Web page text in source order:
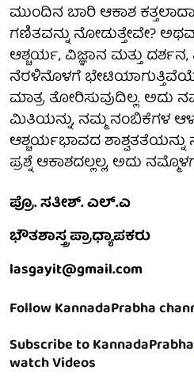
ಮುಂದಿನ ಬಾರಿ ಆಕಾಶ
ಗಣಿತವನ್ನು ನೋಡುತ್ತೇವೇ?
ಆಶ್ಚರ್ಯ, ವಿಜ್ಞಾನ ಮತ್ತು
ನೆರಳಿನೊಳಗೆ
ಮಾತ್ರ ತೋರಿಸುವುದಿಲ್ಲ. ಅದು
ಮಿತಿಯನ್ನು, ನಮ್ಮ ನಂಬಿಕೆಗಳ
ಆಶ್ಚರ್ಯಭಾವದ
ಪ್ರಶ್ನೆ ಆಕಾಶದಲ್ಲಲ್ಲ, ಅದು
ಪ್ರೊ. ಸತೀಶ್. ಎಲ್.ಎ
ಭೌತಶಾಸ್ತ್ರ ಪ್ರಾಧ್ಯಾಪಕರು
lasgayit@gmail.com
Follow KannadaPrabha
Subscribe to KannadaPrabha
watch Videos